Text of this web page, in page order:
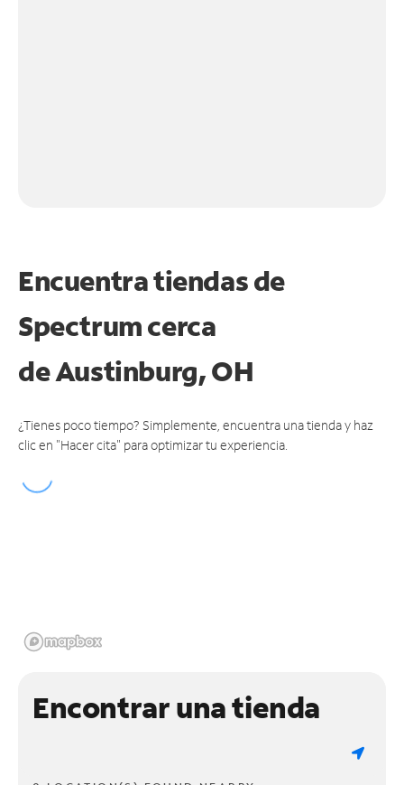
Encuentra tiendas de
Spectrum cerca
deAustinburg, OH
¿Tienes poco tiempo? Simplemente, encuentra una tienda y haz
clic en "Hacer cita" para optimizar tu experiencia.
Encontrar una tienda